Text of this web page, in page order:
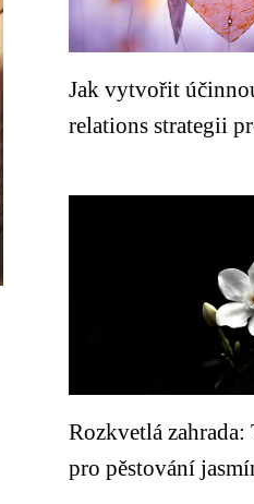
Jak vytvořit
relations strategii
Rozkvetlá
pro pěstování